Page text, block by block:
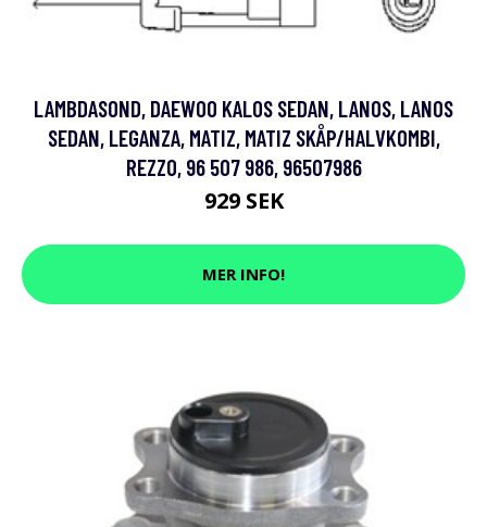
LAMBDASOND, DAEWOO KALOS SEDAN, LANOS, LANOS
SEDAN, LEGANZA, MATIZ, MATIZ SKÅP/HALVKOMBI,
REZZO, 96 507 986, 96507986
929 SEK
MER INFO!